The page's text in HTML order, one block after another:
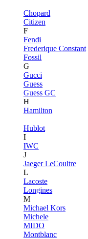
Chopard
Citizen
F
Fendi
Frederique Constant
Fossil
G
Gucci
Guess
Guess GC
H
Hamilton
Hublot
I
IWC
J
Jaeger LeCoultre
L
Lacoste
Longines
M
Michael Kors
Michele
MIDO
Montblanc